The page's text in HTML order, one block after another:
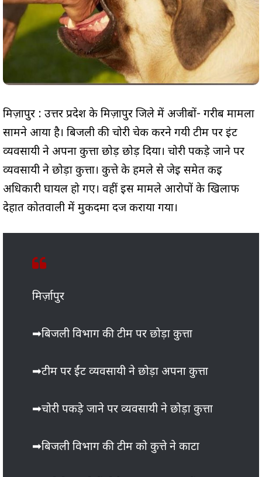
मिर्ज़ापुर : उत्तर प्रदेश के मिर्ज़ापुर जिले में अजीबों- गरीब मामला
सामने आया है। बिजली की चोरी चेक करने गयी टीम पर ईंट
व्यवसायी ने अपना कुत्ता छोड़ छोड़ दिया। चोरी पकड़े जाने पर
व्यवसायी ने छोड़ा कुत्ता। कुत्ते के हमले से जेई समेत कई
अधिकारी घायल हो गए। वहीं इस मामले आरोपों के खिलाफ
देहात कोतवाली में मुकदमा दर्ज कराया गया।
मिर्ज़ापुर
➡बिजली विभाग की टीम पर छोड़ा कुत्ता
➡टीम पर ईंट व्यवसायी ने छोड़ा अपना कुत्ता
➡चोरी पकड़े जाने पर व्यवसायी ने छोड़ा कुत्ता
➡बिजली विभाग की टीम को कुत्ते ने काटा